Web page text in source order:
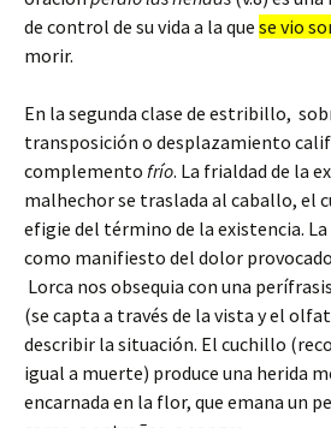
de control de su vida a la que se vio
morir.
En la segunda clase de estribillo,
transposición o desplazamiento
complemento frío. La frialdad de la
malhechor se traslada al caballo, el
efigie del término de la existencia.
como manifiesto del dolor
Lorca nos obsequia con una
(se capta a través de la vista y el
describir la situación. El cuchillo
igual a muerte) produce una herida
encarnada en la flor, que emana un